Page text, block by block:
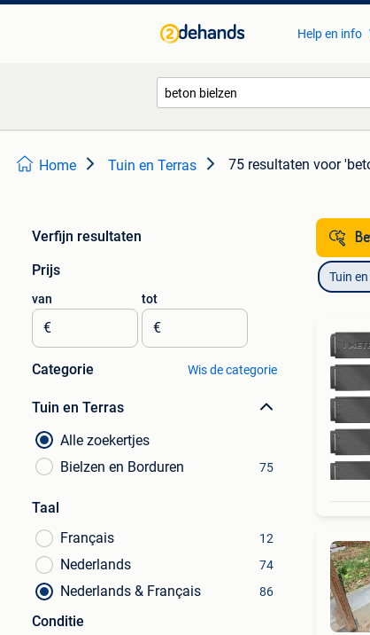
Help en info
Home Tuin en Terras 75 resultaten voor
Verfijn resultaten
Prijs
van
€
tot
€
Categorie Wis de categorie
Tuin en Terras
Alle zoekertjes
Bielzen en Borduren
75
Taal
Français
12
Nederlands 74
Nederlands & Français 86
Conditie
Tuin